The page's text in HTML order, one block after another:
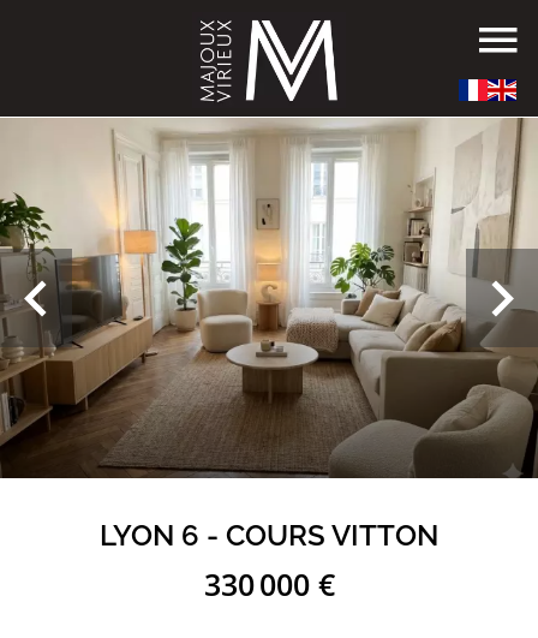
LYON 6 - COURS VITTON
330 000 €